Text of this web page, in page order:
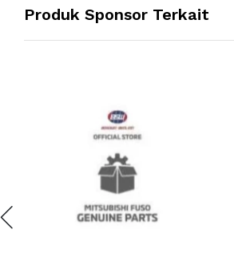
Produk Sponsor Terkait